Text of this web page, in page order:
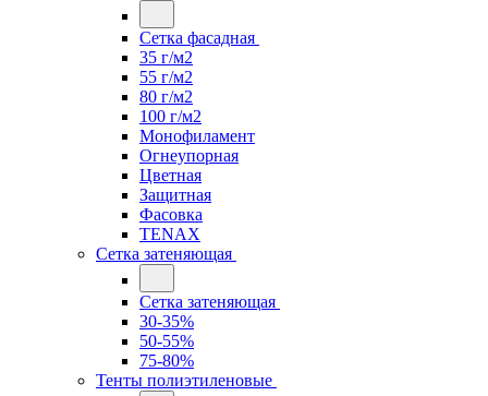
Сетка фасадная
35 г/м2
55 г/м2
80 г/м2
100 г/м2
Монофиламент
Огнеупорная
Цветная
Защитная
Фасовка
TENAX
Сетка затеняющая
Сетка затеняющая
30-35%
50-55%
75-80%
Тенты полиэтиленовые